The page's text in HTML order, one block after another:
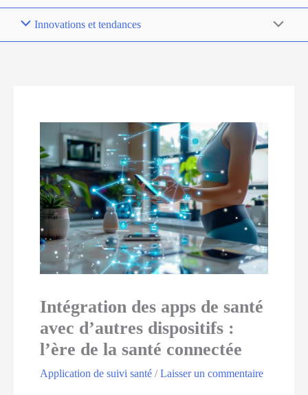
Innovations et tendances
Intégration des apps de santé
avec d’autres dispositifs :
l’ère de la santé connectée
Application de suivi santé /Laisser un commentaire